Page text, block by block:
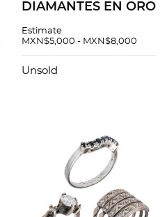
DIAMANTES EN ORO
Diamantes corte
Peso: 2.6 g
Estimate
MXN$5,000 - MXN$8,000
Unsold